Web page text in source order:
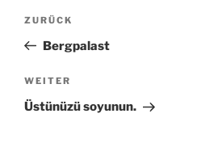
Beitragsnavigation
Vorheriger
Beitrag
ZURÜCK
Bergpalast
Nächster
Beitrag
WEITER
Üstünüzü soyunun.